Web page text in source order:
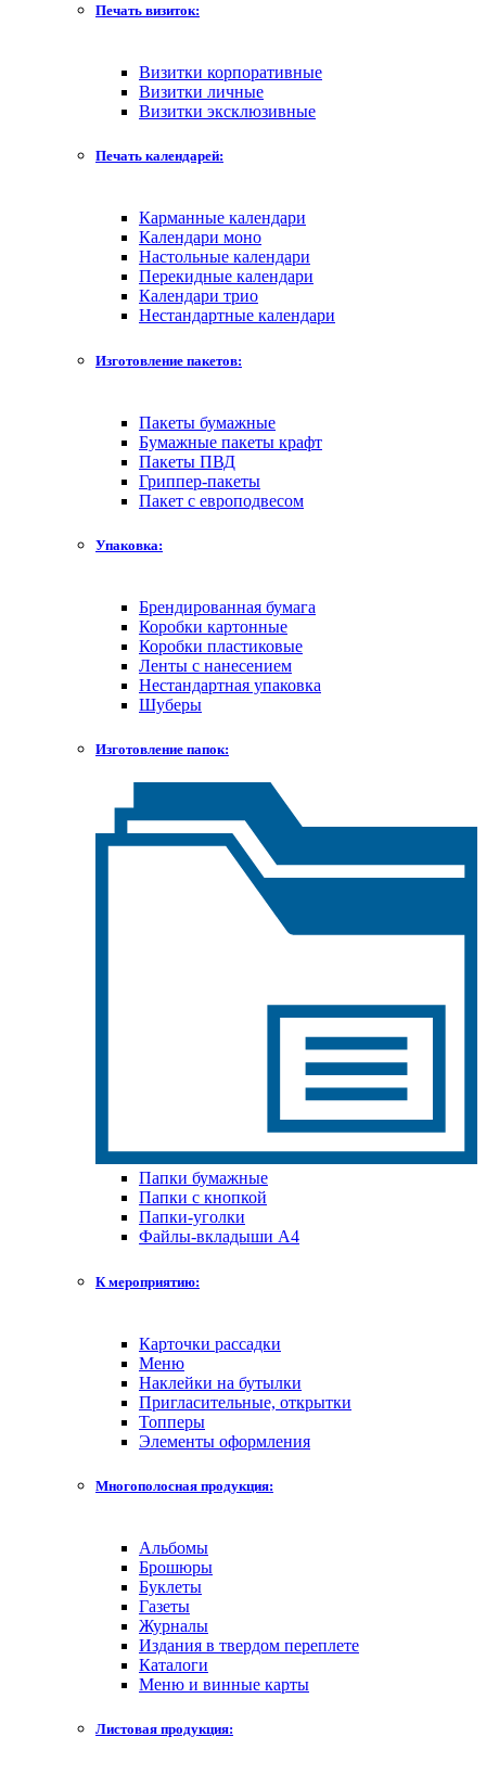
Печать визиток:
Визитки корпоративные
Визитки личные
Визитки эксклюзивные
Печать календарей:
Карманные календари
Календари моно
Настольные календари
Перекидные календари
Календари трио
Нестандартные календари
Изготовление пакетов:
Пакеты бумажные
Бумажные пакеты крафт
Пакеты ПВД
Гриппер-пакеты
Пакет с европодвесом
Упаковка:
Брендированная бумага
Коробки картонные
Коробки пластиковые
Ленты с нанесением
Нестандартная упаковка
Шуберы
Изготовление папок:
Папки бумажные
Папки с кнопкой
Папки-уголки
Файлы-вкладыши А4
К мероприятию:
Карточки рассадки
Меню
Наклейки на бутылки
Пригласительные, открытки
Топперы
Элементы оформления
Многополосная продукция:
Альбомы
Брошюры
Буклеты
Газеты
Журналы
Издания в твердом переплете
Каталоги
Меню и винные карты
Листовая продукция: